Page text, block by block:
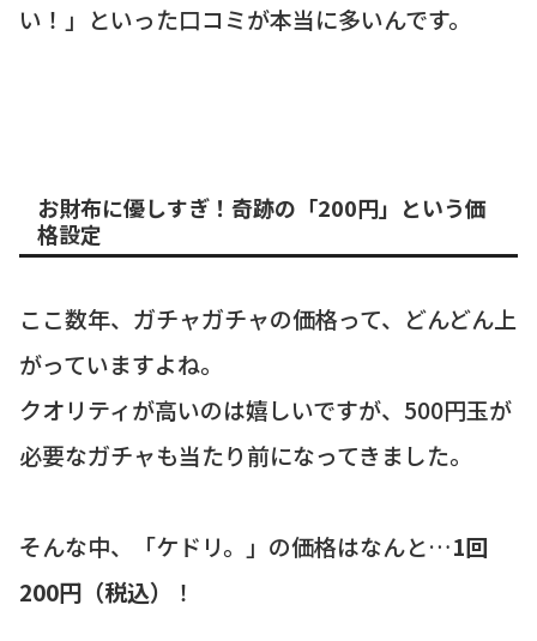
い！」といった口コミが本当に多いんです。
お財布に優しすぎ！奇跡の「200円」という価
格設定
ここ数年、ガチャガチャの価格って、どんどん上
がっていますよね。
クオリティが高いのは嬉しいですが、500円玉が
必要なガチャも当たり前になってきました。
そんな中、「ケドリ。」の価格はなんと…1回
200円（税込）
！